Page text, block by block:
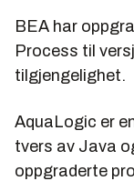
BEA har
Process til
tilgjengelighet.
AquaLogic er
tvers av Java
oppgraderte